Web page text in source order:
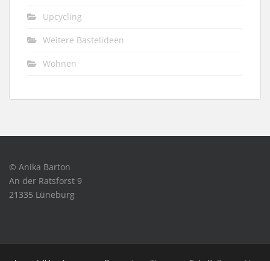
Upcycling
Weitere Bastelideen
Wohnen
© Anika Barton
An der Ratsforst 9
21335 Lüneburg